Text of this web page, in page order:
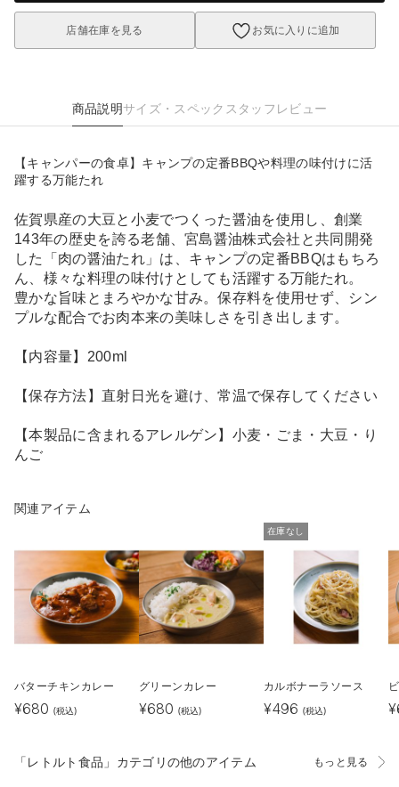
店舗在庫を見る お気に入りに追加
商品説明サイズ・スペック スタッフレビュー
【キャンパーの食卓】キャンプの定番BBQや料理の味付けに活
躍する万能たれ
佐賀県産の大豆と小麦でつくった醤油を使用し、創業
143年の歴史を誇る老舗、宮島醤油株式会社と共同開発
した「肉の醤油たれ」は、キャンプの定番BBQはもちろ
ん、様々な料理の味付けとしても活躍する万能たれ。
豊かな旨味とまろやかな甘み。保存料を使用せず、シン
プルな配合でお肉本来の美味しさを引き出します。
【内容量】200ml
【保存方法】直射日光を避け、常温で保存してください
【本製品に含まれるアレルゲン】小麦・ごま・大豆・り
んご
関連アイテム
バターチキンカレー
¥680 (税込)
グリーンカレー
¥680 (税込)
在庫なし
カルボナーラソース
¥496 (税込) ¥
「レトルト食品」カテゴリの他のアイテム もっと見る